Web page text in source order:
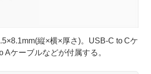
縦×横×厚さ)。USB-C to Cケ
Aケーブルなどが付属する。